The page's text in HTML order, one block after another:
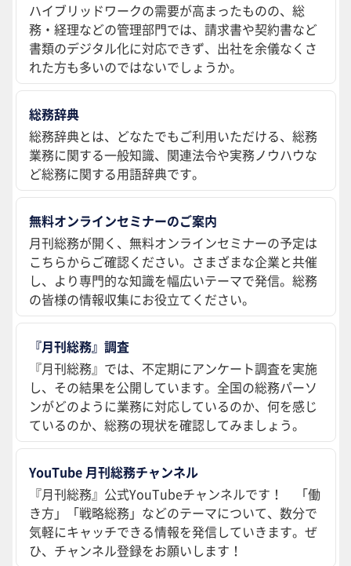
ハイブリッドワークの需要が高まったものの、総
務・経理などの管理部門では、請求書や契約書など
書類のデジタル化に対応できず、出社を余儀なくさ
れた方も多いのではないでしょうか。
総務辞典
総務辞典とは、どなたでもご利用いただける、総務
業務に関する一般知識、関連法令や実務ノウハウな
ど総務に関する用語辞典です。
無料オンラインセミナーのご案内
月刊総務が開く、無料オンラインセミナーの予定は
こちらからご確認ください。さまざまな企業と共催
し、より専門的な知識を幅広いテーマで発信。総務
の皆様の情報収集にお役立てください。
『月刊総務』調査
『月刊総務』では、不定期にアンケート調査を実施
し、その結果を公開しています。全国の総務パーソ
ンがどのように業務に対応しているのか、何を感じ
ているのか、総務の現状を確認してみましょう。
YouTube 月刊総務チャンネル
『月刊総務』公式YouTubeチャンネルです！ 「働
き方」「戦略総務」などのテーマについて、数分で
気軽にキャッチできる情報を発信していきます。ぜ
ひ、チャンネル登録をお願いします！